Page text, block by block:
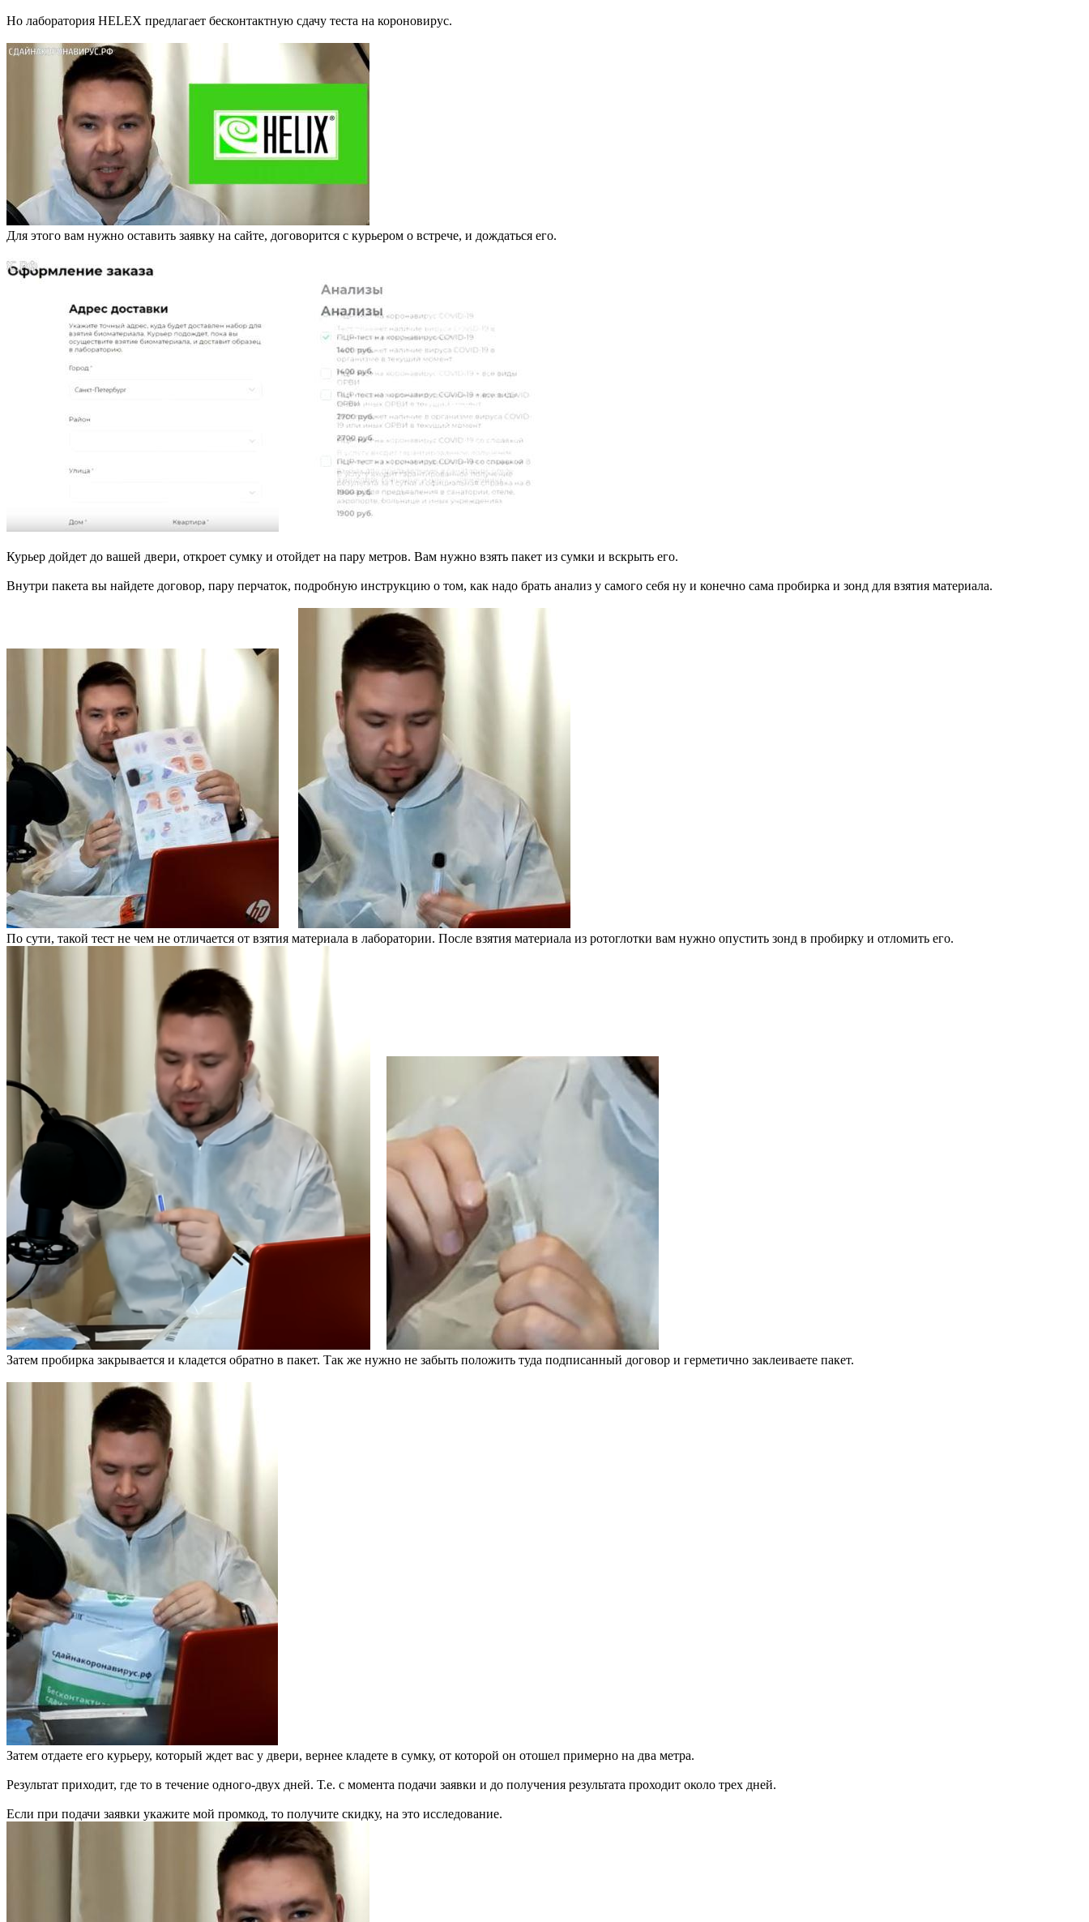
Но лаборатория HELEX предлагает бесконтактную сдачу теста на короновирус.
Для этого вам нужно оставить заявку на сайте, договорится с курьером о встрече, и дождаться его.
Курьер дойдет до вашей двери, откроет сумку и отойдет на пару метров. Вам нужно взять пакет из сумки и вскрыть его.
Внутри пакета вы найдете договор, пару перчаток, подробную инструкцию о том, как надо брать анализ у самого себя ну и конечно сама пробирка и зонд для взятия материала.
По сути, такой тест не чем не отличается от взятия материала в лаборатории. После взятия материала из ротоглотки вам нужно опустить зонд в пробирку и отломить его.
Затем пробирка закрывается и кладется обратно в пакет. Так же нужно не забыть положить туда подписанный договор и герметично заклеиваете пакет.
Затем отдаете его курьеру, который ждет вас у двери, вернее кладете в сумку, от которой он отошел примерно на два метра.
Результат приходит, где то в течение одного-двух дней. Т.е. с момента подачи заявки и до получения результата проходит около трех дней.
Если при подачи заявки укажите мой промкод, то получите скидку, на это исследование.